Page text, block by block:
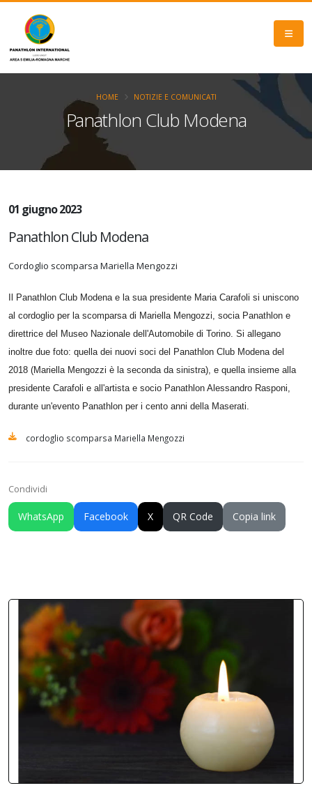
Panathlon Club Modena
HOME NOTIZIE E COMUNICATI
01 giugno 2023
Panathlon Club Modena
Cordoglio scomparsa Mariella Mengozzi
Il Panathlon Club Modena e la sua presidente Maria Carafoli si uniscono
al cordoglio per la scomparsa di Mariella Mengozzi, socia Panathlon e
direttrice del Museo Nazionale dell'Automobile di Torino. Si allegano
inoltre due foto: quella dei nuovi soci del Panathlon Club Modena del
2018 (Mariella Mengozzi è la seconda da sinistra), e quella insieme alla
presidente Carafoli e all'artista e socio Panathlon Alessandro Rasponi,
durante un'evento Panathlon per i cento anni della Maserati.
cordoglio scomparsa Mariella Mengozzi
Condividi
WhatsApp Facebook X QR Code Copia link